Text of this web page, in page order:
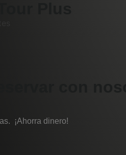
con
¡Ahorra dinero!